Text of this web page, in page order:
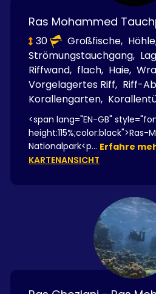
Ras Mohammed
30 Großfische,
Strömungstauchgang,
Riffwand, flach, Haie,
Vorgelagertes Riff, Riff-
Korallengarten,
<span lang="EN-GB"
Nationalpark<p... Erfahre
KARTENANSICHT